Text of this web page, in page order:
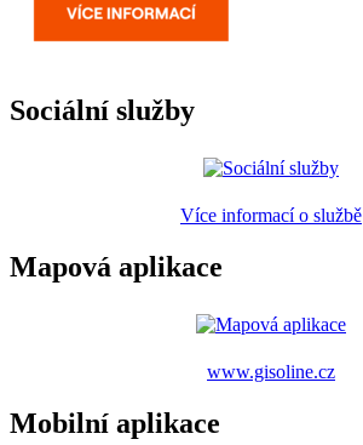
Sociální služby
Více informací o službě
Mapová aplikace
www.gisoline.cz
Mobilní aplikace